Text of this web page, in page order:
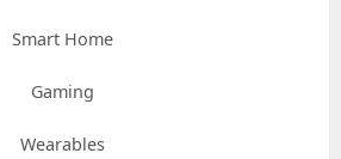
Smart Home
Gaming
Wearables